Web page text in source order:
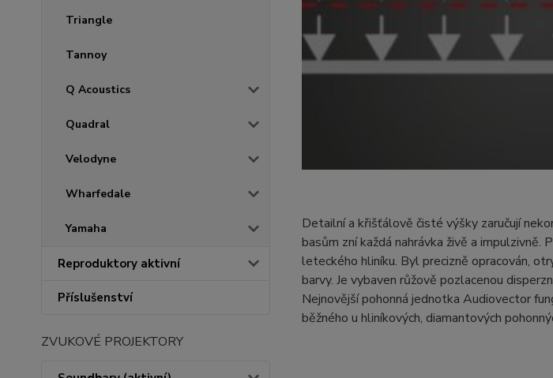
Triangle
Tannoy
Q Acoustics
Quadral
Velodyne
Wharfedale
Yamaha
Reproduktory aktivní
Příslušenství
ZVUKOVÉ PROJEKTORY
Detailní a křišťálově čisté výšky zaručují
basům zní každá nahrávka živě a
leteckého hliníku. Byl precizně opracován,
barvy. Je vybaven růžově pozlacenou
Nejnovější pohonná jednotka Audiovector
běžného u hliníkových, diamantových